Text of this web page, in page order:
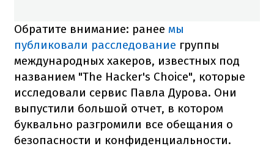
Обратите внимание: ранее мы
публиковали расследование группы
международных хакеров, известных под
названием "The Hacker's Choice", которые
исследовали сервис Павла Дурова. Они
выпустили большой отчет, в котором
буквально разгромили все обещания о
безопасности и конфиденциальности.